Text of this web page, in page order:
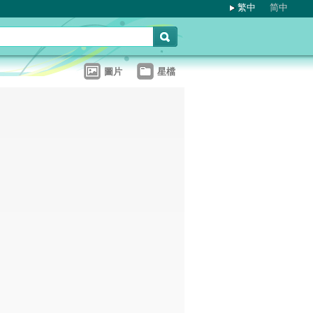
繁中 简中
圖片 星檔